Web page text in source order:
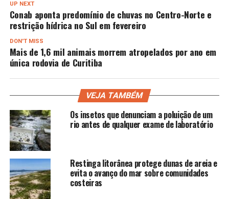
UP NEXT
Conab aponta predomínio de chuvas no Centro-Norte e
restrição hídrica no Sul em fevereiro
DON'T MISS
Mais de 1,6 mil animais morrem atropelados por ano em
única rodovia de Curitiba
VEJA TAMBÉM
Os insetos que denunciam a poluição de um
rio antes de qualquer exame de laboratório
Restinga litorânea protege dunas de areia e
evita o avanço do mar sobre comunidades
costeiras